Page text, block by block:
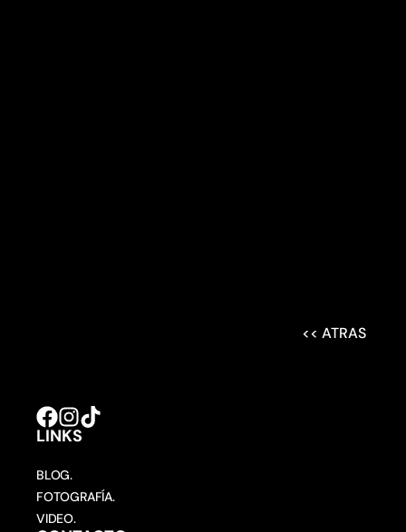
<< ATRAS
LINKS
BLOG.
FOTOGRAFÍA.
VIDEO.